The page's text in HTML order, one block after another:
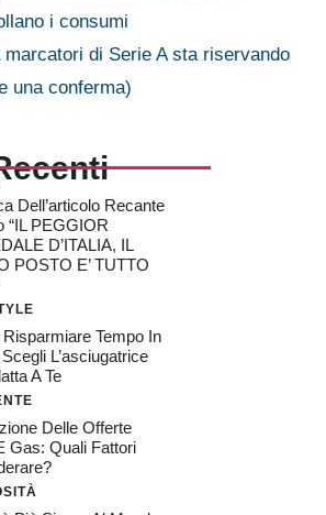
i consumi
marcatori di Serie A sta riservando
una conferma)
Dell’articolo Recante
“IL PEGGIOR
D’ITALIA, IL
POSTO E’ TUTTO
Tempo In
L’asciugatrice
A Te
Delle Offerte
Gas: Quali Fattori